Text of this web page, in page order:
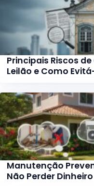
Principais Riscos
Leilão e Como
Manutenção
Não Perder Dinheiro